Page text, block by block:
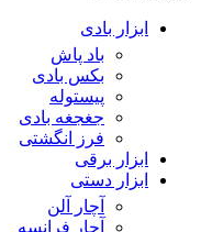
ابزار بادی
باد پاش
بکس بادی
پیستوله
جغجغه بادی
فرز انگشتی
ابزار برقی
ابزار دستی
آچار آلن
آچار فرانسه